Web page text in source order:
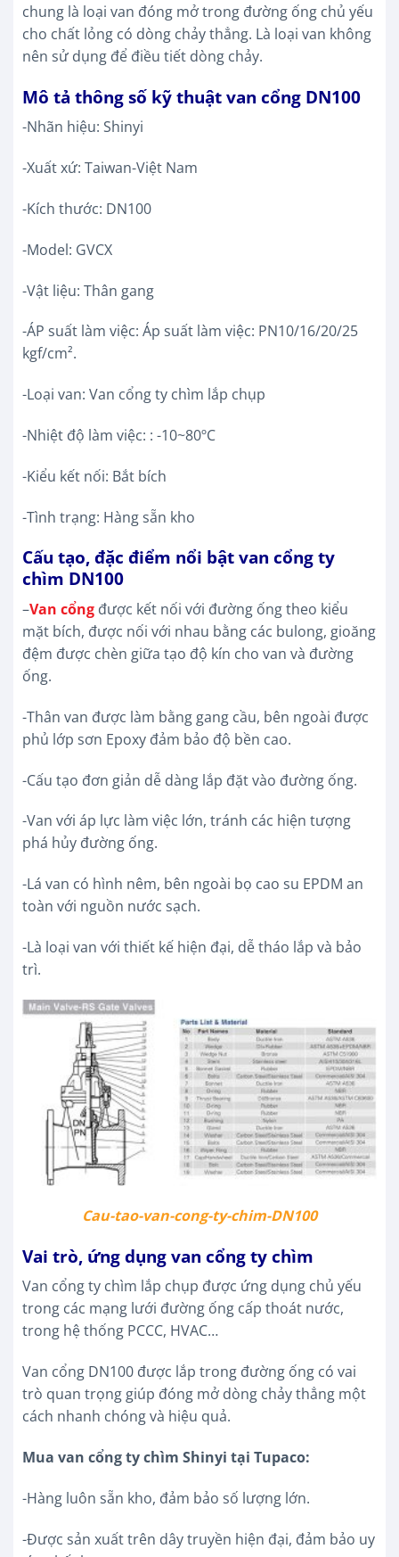
chung là loại van đóng mở trong đường ống chủ yếu
cho chất lỏng có dòng chảy thẳng. Là loại van không
nên sử dụng để điều tiết dòng chảy.
Mô tả thông số kỹ thuật van cổng DN100
-Nhãn hiệu: Shinyi
-Xuất xứ: Taiwan-Việt Nam
-Kích thước: DN100
-Model: GVCX
-Vật liệu: Thân gang
-ÁP suất làm việc: Áp suất làm việc: PN10/16/20/25
kgf/cm².
-Loại van: Van cổng ty chìm lắp chụp
-Nhiệt độ làm việc: : -10~80ºC
-Kiểu kết nối: Bắt bích
-Tình trạng: Hàng sẵn kho
Cấu tạo, đặc điểm nổi bật van cổng ty
chìm DN100
–Van cổng được kết nối với đường ống theo kiểu
mặt bích, được nối với nhau bằng các bulong, gioăng
đệm được chèn giữa tạo độ kín cho van và đường
ống.
-Thân van được làm bằng gang cầu, bên ngoài được
phủ lớp sơn Epoxy đảm bảo độ bền cao.
-Cấu tạo đơn giản dễ dàng lắp đặt vào đường ống.
-Van với áp lực làm việc lớn, tránh các hiện tượng
phá hủy đường ống.
-Lá van có hình nêm, bên ngoài bọ cao su EPDM an
toàn với nguồn nước sạch.
-Là loại van với thiết kế hiện đại, dễ tháo lắp và bảo
trì.
Cau-tao-van-cong-ty-chim-DN100
Vai trò, ứng dụng van cổng ty chìm
Van cổng ty chìm lắp chụp được ứng dụng chủ yếu
trong các mạng lưới đường ống cấp thoát nước,
trong hệ thống PCCC, HVAC…
Van cổng DN100 được lắp trong đường ống có vai
trò quan trọng giúp đóng mở dòng chảy thẳng một
cách nhanh chóng và hiệu quả.
Mua van cổng ty chìm Shinyi tại Tupaco:
-Hàng luôn sẵn kho, đảm bảo số lượng lớn.
-Được sản xuất trên dây truyền hiện đại, đảm bảo uy